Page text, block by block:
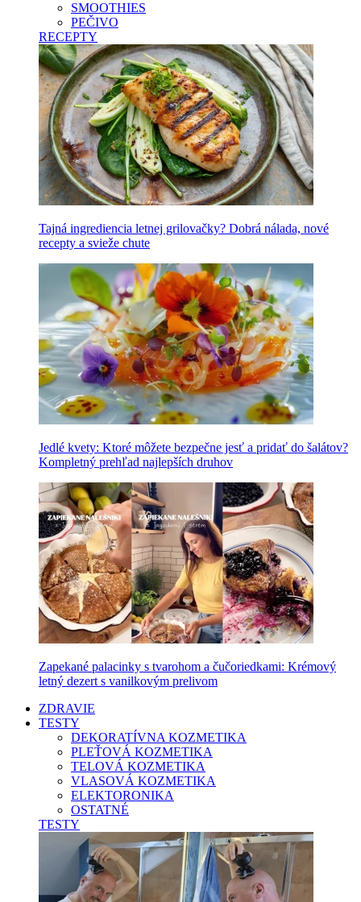
SMOOTHIES
PEČIVO
RECEPTY
Tajná ingrediencia letnej grilovačky? Dobrá nálada, nové
recepty a svieže chute
Jedlé kvety: Ktoré môžete bezpečne jesť a pridať do šalátov?
Kompletný prehľad najlepších druhov
Zapekané palacinky s tvarohom a čučoriedkami: Krémový
letný dezert s vanilkovým prelivom
ZDRAVIE
TESTY
DEKORATÍVNA KOZMETIKA
PLEŤOVÁ KOZMETIKA
TELOVÁ KOZMETIKA
VLASOVÁ KOZMETIKA
ELEKTORONIKA
OSTATNÉ
TESTY